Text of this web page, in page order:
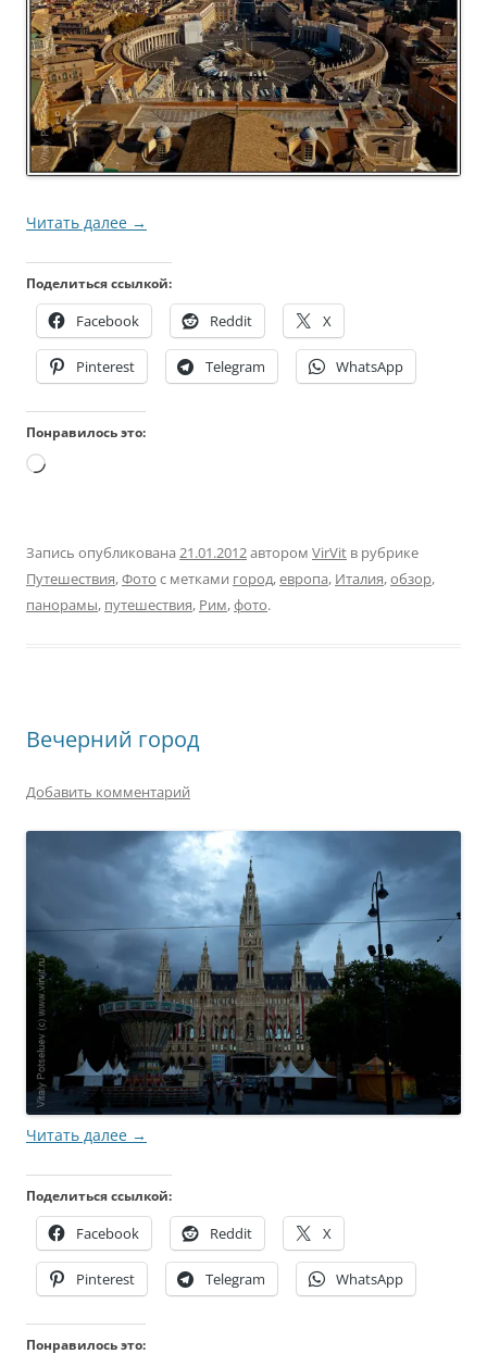
Читать далее →
Поделиться ссылкой:
Facebook Reddit X
Pinterest Telegram WhatsApp
Понравилось это:
Загрузка…
Запись опубликована 21.01.2012автором VirVit в рубрике
Путешествия,Фото с метками город,европа, Италия,обзор,
панорамы, путешествия, Рим,фото.
Вечерний город
Добавить комментарий
Читать далее →
Поделиться ссылкой:
Facebook Reddit X
Pinterest Telegram WhatsApp
Понравилось это: